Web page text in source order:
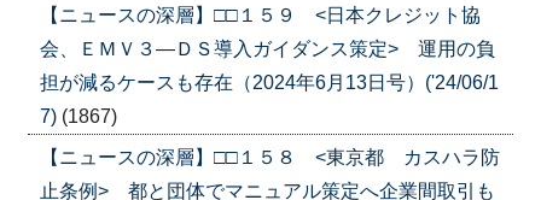
【ニュースの深層】□□１５９ <日本クレジット協
会、ＥＭＶ３―ＤＳ導入ガイダンス策定> 運用の負
担が減るケースも存在（2024年6月13日号）('24/06/1
7) (1867)
【ニュースの深層】□□１５８ <東京都 カスハラ防
止条例> 都と団体でマニュアル策定へ企業間取引も